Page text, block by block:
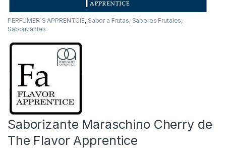
PERFUMER´S APPRENTCIE, Sabor a Frutas, Sabores Frutales,
Saborizantes
Saborizante Maraschino Cherry de
The Flavor Apprentice